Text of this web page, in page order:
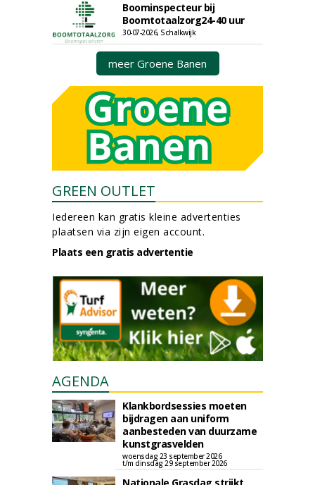
Boominspecteur bij
Boomtotaalzorg24-40 uur
30-07-2026, Schalkwijk
meer Groene Banen
GREEN OUTLET
Iedereen kan gratis kleine advertenties
plaatsen via zijn eigen account.
Plaats een gratis advertentie
AGENDA
Klankbordsessies moeten
bijdragen aan uniform
aanbesteden van duurzame
kunstgrasvelden
woensdag 23 september 2026
t/m dinsdag 29 september 2026